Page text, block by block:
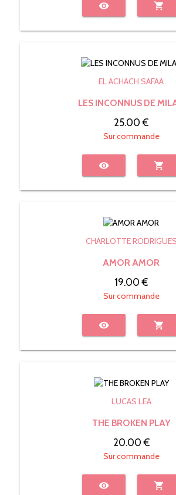
visibility shopping_cart
EL ACHACH SAFAA
LES INCONNUS DE
25.00 €
Sur commande
visibility shopping_cart
CHARLOTTE RODRIGUES
AMOR AMOR
19.00 €
Sur commande
visibility shopping_cart
LUCAS LEA
THE BROKEN PLAY
20.00 €
Sur commande
visibility shopping_cart